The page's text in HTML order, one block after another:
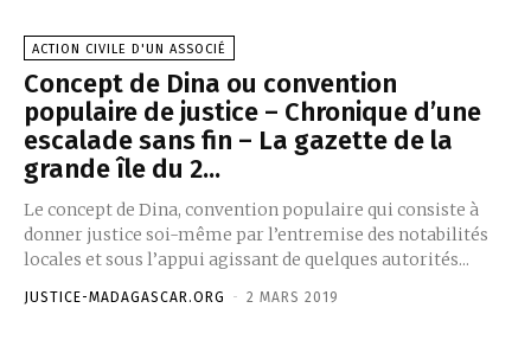
ACTION CIVILE D'UN ASSOCIÉ
Concept de Dina ou convention
populaire de justice – Chronique d’une
escalade sans fin – La gazette de la
grande île du 2...
Le concept de Dina, convention populaire qui consiste à
donner justice soi-même par l’entremise des notabilités
locales et sous l’appui agissant de quelques autorités...
JUSTICE-MADAGASCAR.ORG - 2 MARS 2019